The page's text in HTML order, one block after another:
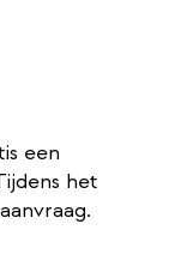
een
het